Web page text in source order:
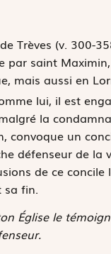
Trèves (v. 300-
par saint
mais aussi en
lui, il est
la
convoque un
défenseur de
de ce
sa fin.
Église le